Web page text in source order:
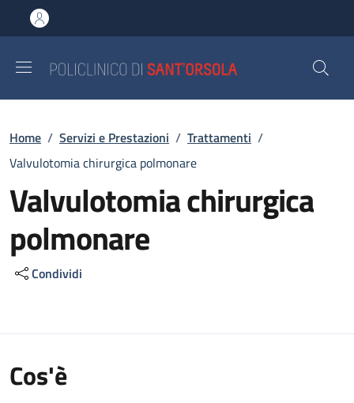
al contenuto principale
to footer content
Briciole di pane
Home / Servizi e Prestazioni / Trattamenti /
Valvulotomia chirurgica polmonare
Valvulotomia chirurgica
polmonare
Condividi
Cos'è